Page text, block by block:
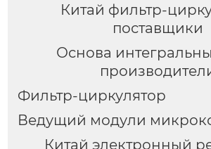
Китай фильтр-
поставщики
Основа
Фильтр-циркулятор
Ведущий модули
Китай электронный